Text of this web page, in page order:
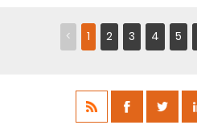
< 1 2 3 4 5